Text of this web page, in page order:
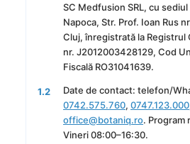
SC Medfusion SRL, cu
Napoca, Str. Prof. Ioan Rus
Cluj, înregistrată la Registrul
nr. J2012003428129, Cod
Fiscală RO31041639.
1.2
Date de contact: telefon/
0742.575.760, 0747.123.000
office@botaniq.ro. Program
Vineri 08:00–16:30.